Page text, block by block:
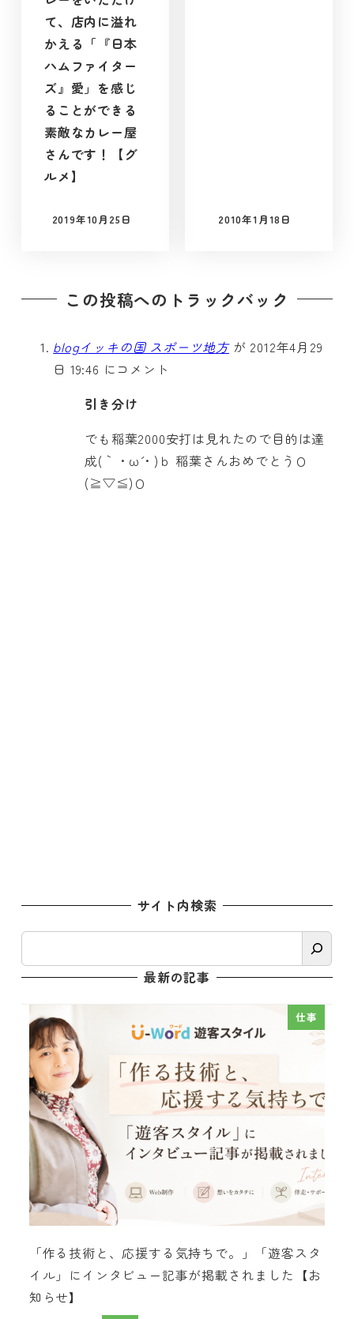
て、店内に溢れ
かえる「『日本
ハムファイター
ズ』愛」を感じ
ることができる
素敵なカレー屋
さんです！【グ
ルメ】
投稿日
2019年10月25日
投稿日
2010年1月18日
この投稿へのトラックバック
blogイッキの国 スポーツ地方が 2012年4月29
日 19:46 にコメント
引き分け
でも稲葉2000安打は見れたので目的は達
成(｀・ω´・)ｂ 稲葉さんおめでとうＯ
(≧▽≦)Ｏ
サイト内検索
索
最新の記事
仕事
「作る技術と、応援する気持ちで。」「遊客スタ
イル」にインタビュー記事が掲載されました【お
知らせ】